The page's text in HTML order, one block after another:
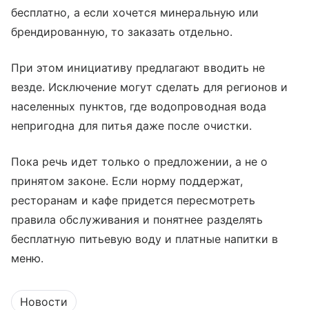
бесплатно, а если хочется минеральную или
брендированную, то заказать отдельно.
При этом инициативу предлагают вводить не
везде. Исключение могут сделать для регионов и
населенных пунктов, где водопроводная вода
непригодна для питья даже после очистки.
Пока речь идет только о предложении, а не о
принятом законе. Если норму поддержат,
ресторанам и кафе придется пересмотреть
правила обслуживания и понятнее разделять
бесплатную питьевую воду и платные напитки в
меню.
Новости